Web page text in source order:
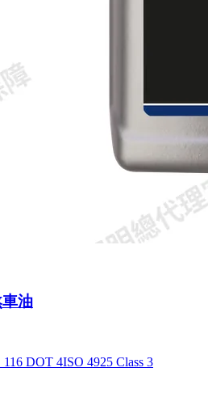
油
116 DOT 4ISO 4925 Class 3